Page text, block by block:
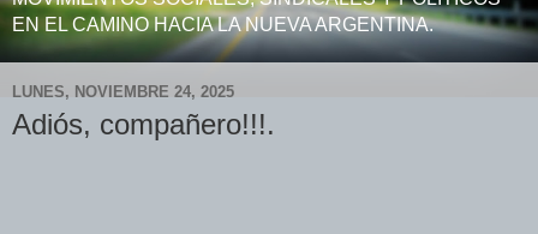
EN EL CAMINO HACIA LA NUEVA ARGENTINA.
LUNES, NOVIEMBRE 24, 2025
Adiós, compañero!!!.